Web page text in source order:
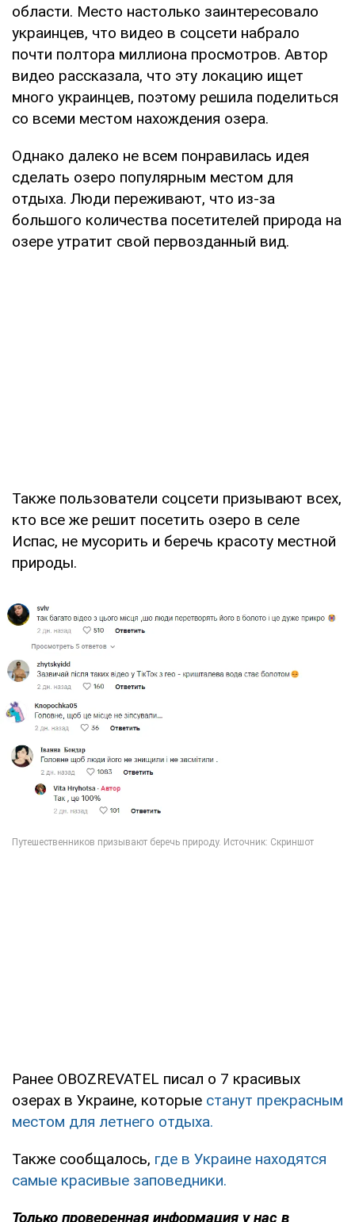
области. Место настолько заинтересовало
украинцев, что видео в соцсети набрало
почти полтора миллиона просмотров. Автор
видео рассказала, что эту локацию ищет
много украинцев, поэтому решила поделиться
со всеми местом нахождения озера.
Однако далеко не всем понравилась идея
сделать озеро популярным местом для
отдыха. Люди переживают, что из-за
большого количества посетителей природа на
озере утратит свой первозданный вид.
Также пользователи соцсети призывают всех,
кто все же решит посетить озеро в селе
Испас, не мусорить и беречь красоту местной
природы.
Ранее OBOZREVATEL писал о 7 красивых
озерах в Украине, которые станут прекрасным
местом для летнего отдыха.
Также сообщалось, где в Украине находятся
самые красивые заповедники.
Только проверенная информация у нас в